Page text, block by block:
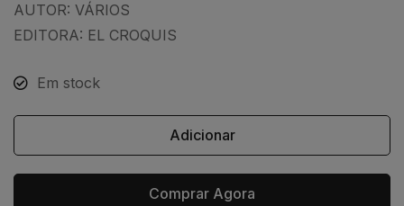
AUTOR: VÁRIOS
EDITORA: EL CROQUIS
Em stock
Adicionar
Comprar Agora